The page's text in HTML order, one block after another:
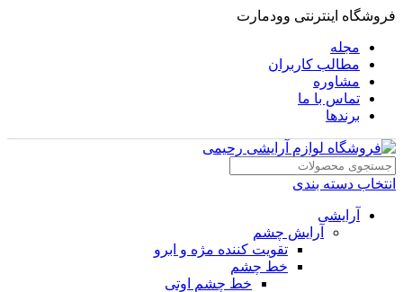
فروشگاه اینترنتی وودمارت
مجله
مطالب کاربران
مشاوره
تماس با ما
برندها
انتخاب دسته بندی
آرایشی
آرایش چشم
تقویت کننده مژه و ابرو
خط چشم
خط چشم اوتی